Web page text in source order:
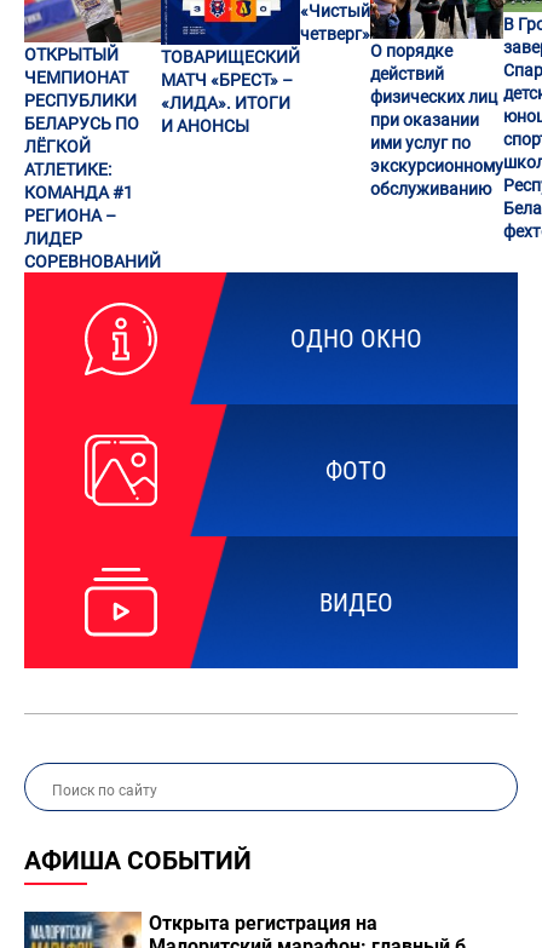
ОДНО ОКНО
ФОТО
ВИДЕО
АФИША СОБЫТИЙ
Открыта регистрация на
ОТКРЫТЫЙ
ЧЕМПИОНАТ
РЕСПУБЛИКИ
БЕЛАРУСЬ ПО
ЛЁГКОЙ
АТЛЕТИКЕ:
КОМАНДА #1
РЕГИОНА –
ЛИДЕР
СОРЕВНОВАНИЙ
ТОВАРИЩЕСКИЙ
МАТЧ «БРЕСТ» –
«ЛИДА». ИТОГИ
И АНОНСЫ
«Чистый
четверг»
О порядке
действий
физических лиц
при оказании
ими услуг по
экскурсионному
обслуживанию
В